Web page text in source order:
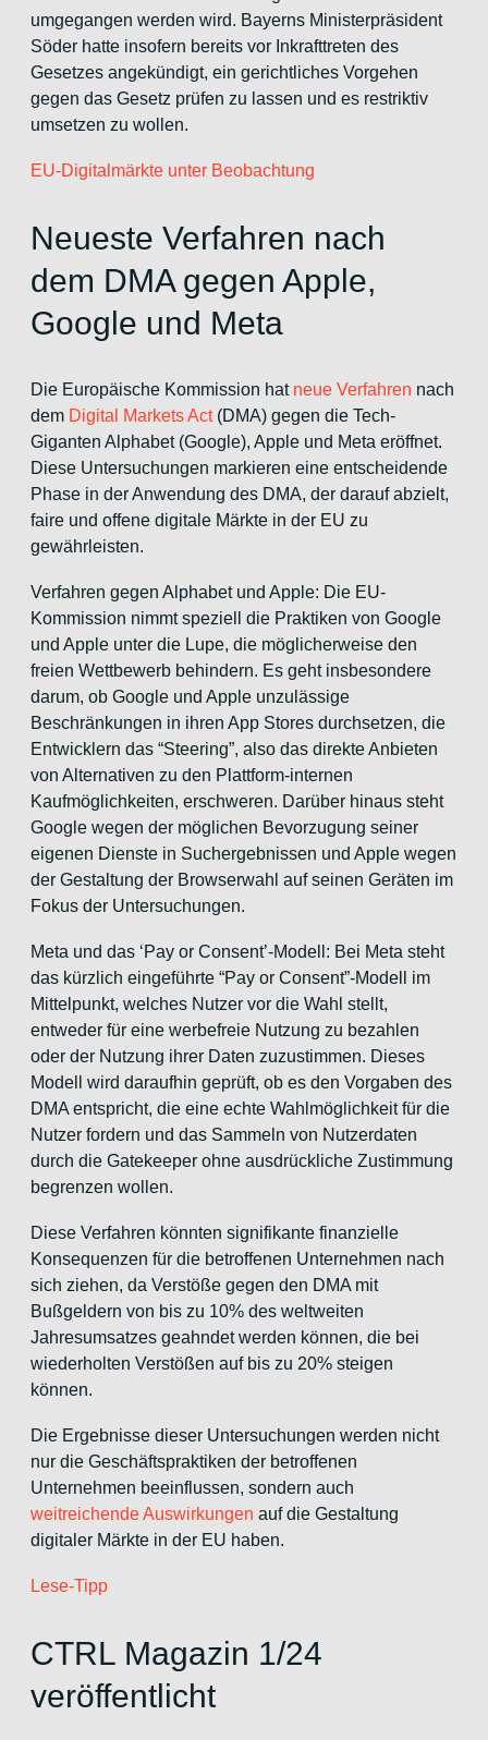
umgegangen werden wird. Bayerns Ministerpräsident
Söder hatte insofern bereits vor Inkrafttreten des
Gesetzes angekündigt, ein gerichtliches Vorgehen
gegen das Gesetz prüfen zu lassen und es restriktiv
umsetzen zu wollen.
EU-Digitalmärkte unter Beobachtung
Neueste Verfahren nach
dem DMA gegen Apple,
Google und Meta
Die Europäische Kommission hat neue Verfahren nach
dem Digital Markets Act(DMA) gegen die Tech-
Giganten Alphabet (Google), Apple und Meta eröffnet.
Diese Untersuchungen markieren eine entscheidende
Phase in der Anwendung des DMA, der darauf abzielt,
faire und offene digitale Märkte in der EU zu
gewährleisten.
Verfahren gegen Alphabet und Apple: Die EU-
Kommission nimmt speziell die Praktiken von Google
und Apple unter die Lupe, die möglicherweise den
freien Wettbewerb behindern. Es geht insbesondere
darum, ob Google und Apple unzulässige
Beschränkungen in ihren App Stores durchsetzen, die
Entwicklern das “Steering”, also das direkte Anbieten
von Alternativen zu den Plattform-internen
Kaufmöglichkeiten, erschweren. Darüber hinaus steht
Google wegen der möglichen Bevorzugung seiner
eigenen Dienste in Suchergebnissen und Apple wegen
der Gestaltung der Browserwahl auf seinen Geräten im
Fokus der Untersuchungen.
Meta und das ‘Pay or Consent’-Modell: Bei Meta steht
das kürzlich eingeführte “Pay or Consent”-Modell im
Mittelpunkt, welches Nutzer vor die Wahl stellt,
entweder für eine werbefreie Nutzung zu bezahlen
oder der Nutzung ihrer Daten zuzustimmen. Dieses
Modell wird daraufhin geprüft, ob es den Vorgaben des
DMA entspricht, die eine echte Wahlmöglichkeit für die
Nutzer fordern und das Sammeln von Nutzerdaten
durch die Gatekeeper ohne ausdrückliche Zustimmung
begrenzen wollen.
Diese Verfahren könnten signifikante finanzielle
Konsequenzen für die betroffenen Unternehmen nach
sich ziehen, da Verstöße gegen den DMA mit
Bußgeldern von bis zu 10% des weltweiten
Jahresumsatzes geahndet werden können, die bei
wiederholten Verstößen auf bis zu 20% steigen
können.
Die Ergebnisse dieser Untersuchungen werden nicht
nur die Geschäftspraktiken der betroffenen
Unternehmen beeinflussen, sondern auch
weitreichende Auswirkungen auf die Gestaltung
digitaler Märkte in der EU haben.
Lese-Tipp
CTRL Magazin 1/24
veröffentlicht